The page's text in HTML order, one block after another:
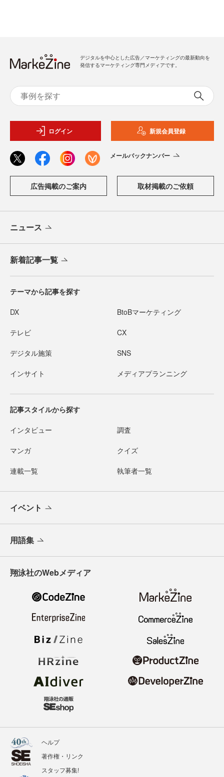
デジタルを中心とした広告／マーケティングの最新動向を
発信するマーケティング専門メディアです。
ログイン 新規会員登録
メールバックナンバー
広告掲載のご案内 取材掲載のご依頼
ニュース
新着記事一覧
テーマから記事を探す
DX BtoBマーケティング
テレビ CX
デジタル施策 SNS
インサイト メディアプランニング
記事スタイルから探す
インタビュー 調査
マンガ クイズ
連載一覧 執筆者一覧
イベント
用語集
翔泳社のWebメディア
ヘルプ
著作権・リンク
スタッフ募集!